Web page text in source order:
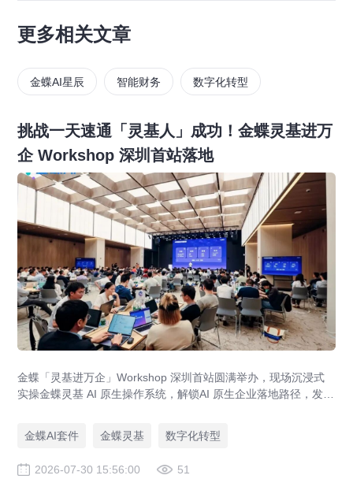
更多相关文章
金蝶AI星辰 智能财务 数字化转型
挑战一天速通「灵基人」成功！金蝶灵基进万
企 Workshop 深圳首站落地
金蝶「灵基进万企」Workshop 深圳首站圆满举办，现场沉浸式
实操金蝶灵基 AI 原生操作系统，解锁AI 原生企业落地路径，发布
金蝶AI套件 金蝶灵基 数字化转型
2026-07-30 15:56:00 51